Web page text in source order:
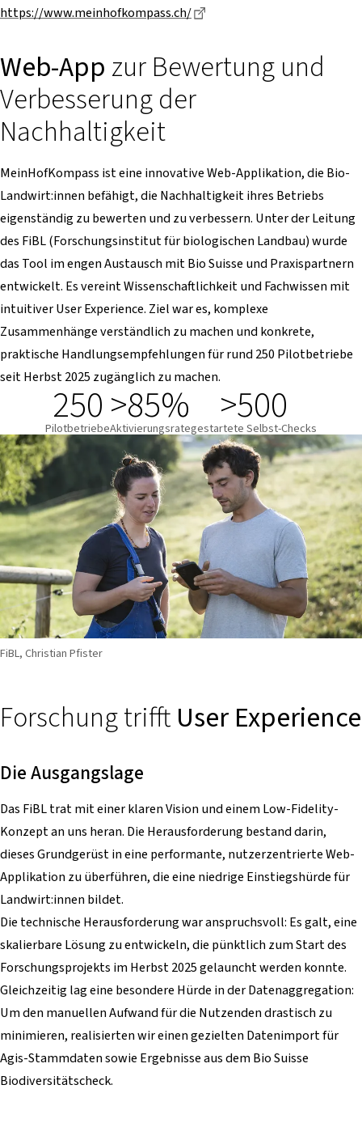
https://www.meinhofkompass.ch/
Web-App zur Bewertung und
Verbesserung der
Nachhaltigkeit
MeinHofKompass ist eine innovative Web-Applikation, die Bio-
Landwirt:innen befähigt, die Nachhaltigkeit ihres Betriebs
eigenständig zu bewerten und zu verbessern. Unter der Leitung
des FiBL (Forschungsinstitut für biologischen Landbau) wurde
das Tool im engen Austausch mit Bio Suisse und Praxispartnern
entwickelt. Es vereint Wissenschaftlichkeit und Fachwissen mit
intuitiver User Experience. Ziel war es, komplexe
Zusammenhänge verständlich zu machen und konkrete,
praktische Handlungsempfehlungen für rund 250 Pilotbetriebe
seit Herbst 2025 zugänglich zu machen.
250
Pilotbetriebe>85%
Aktivierungsrate >500
gestartete Selbst-Checks
FiBL, Christian Pfister
Forschung trifft User Experience
Die Ausgangslage
Das FiBL trat mit einer klaren Vision und einem Low-Fidelity-
Konzept an uns heran. Die Herausforderung bestand darin,
dieses Grundgerüst in eine performante, nutzerzentrierte Web-
Applikation zu überführen, die eine niedrige Einstiegshürde für
Landwirt:innen bildet.
Die technische Herausforderung war anspruchsvoll: Es galt, eine
skalierbare Lösung zu entwickeln, die pünktlich zum Start des
Forschungsprojekts im Herbst 2025 gelauncht werden konnte.
Gleichzeitig lag eine besondere Hürde in der Datenaggregation:
Um den manuellen Aufwand für die Nutzenden drastisch zu
minimieren, realisierten wir einen gezielten Datenimport für
Agis-Stammdaten sowie Ergebnisse aus dem Bio Suisse
Biodiversitätscheck.